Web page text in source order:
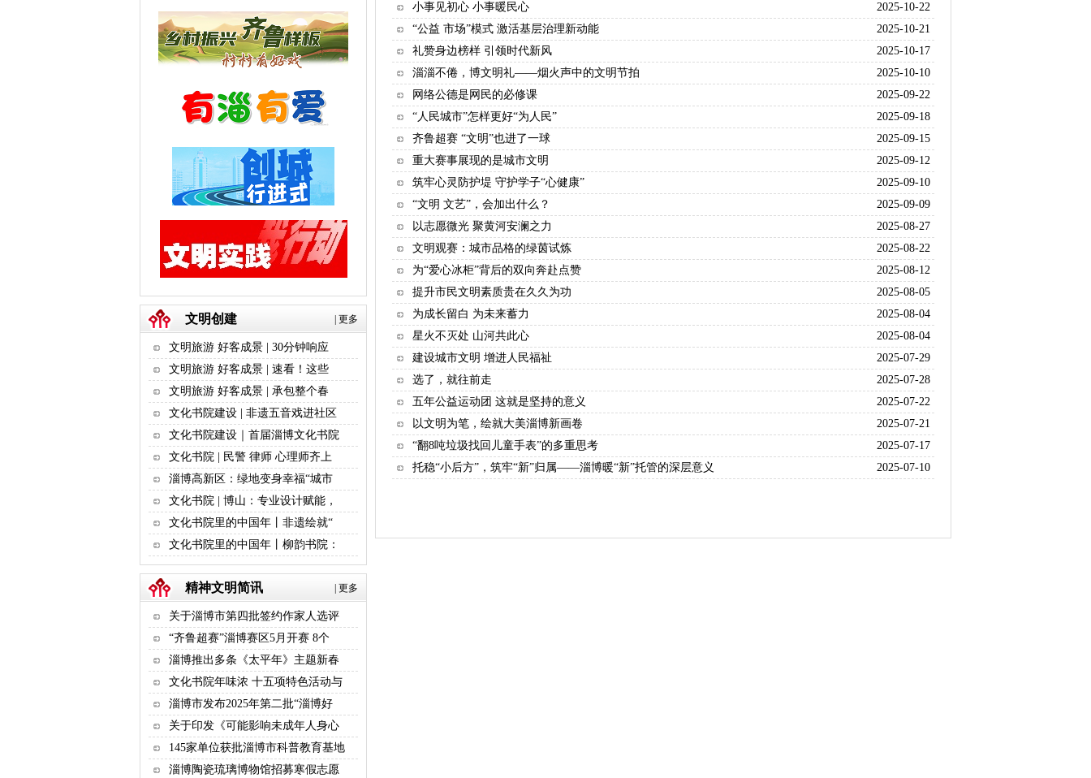
更多
文明创建
文明旅游 好客成景 | 30分钟响应
文明旅游 好客成景 | 速看！这些
文明旅游 好客成景 | 承包整个春
文化书院建设 | 非遗五音戏进社区
文化书院建设｜首届淄博文化书院
文化书院 | 民警 律师 心理师齐上
淄博高新区：绿地变身幸福“城市
文化书院 | 博山：专业设计赋能，
文化书院里的中国年丨非遗绘就“
文化书院里的中国年丨柳韵书院：
更多
精神文明简讯
关于淄博市第四批签约作家人选评
“齐鲁超赛”淄博赛区5月开赛 8个
淄博推出多条《太平年》主题新春
文化书院年味浓 十五项特色活动与
淄博市发布2025年第二批“淄博好
关于印发《可能影响未成年人身心
145家单位获批淄博市科普教育基地
淄博陶瓷琉璃博物馆招募寒假志愿
2025-10-22
小事见初心 小事暖民心
2025-10-21
“公益 市场”模式 激活基层治理新动能
2025-10-17
礼赞身边榜样 引领时代新风
2025-10-10
淄淄不倦，博文明礼——烟火声中的文明节拍
2025-09-22
网络公德是网民的必修课
2025-09-18
“人民城市”怎样更好“为人民”
2025-09-15
齐鲁超赛 “文明”也进了一球
2025-09-12
重大赛事展现的是城市文明
2025-09-10
筑牢心灵防护堤 守护学子“心健康”
2025-09-09
“文明 文艺”，会加出什么？
2025-08-27
以志愿微光 聚黄河安澜之力
2025-08-22
文明观赛：城市品格的绿茵试炼
2025-08-12
为“爱心冰柜”背后的双向奔赴点赞
2025-08-05
提升市民文明素质贵在久久为功
2025-08-04
为成长留白 为未来蓄力
2025-08-04
星火不灭处 山河共此心
2025-07-29
建设城市文明 增进人民福祉
2025-07-28
选了，就往前走
2025-07-22
五年公益运动团 这就是坚持的意义
2025-07-21
以文明为笔，绘就大美淄博新画卷
2025-07-17
“翻8吨垃圾找回儿童手表”的多重思考
2025-07-10
托稳“小后方”，筑牢“新”归属——淄博暖“新”托管的深层意义